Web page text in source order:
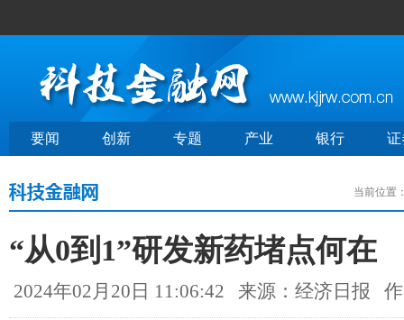
要闻 创新 专题 产业 银行 证
当前位置
“从0到1”研发新药堵点何在
2024年02月20日 11:06:42 来源：经济日报